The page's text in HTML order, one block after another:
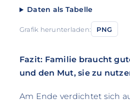
Daten als Tabelle
Grafik herunterladen: PNG
Fazit: Familie braucht
und den Mut, sie zu
Am Ende verdichtet sich